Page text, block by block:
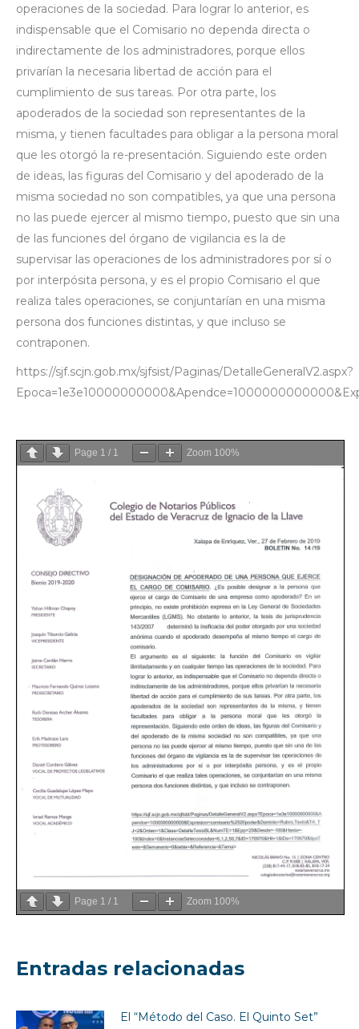
operaciones de la sociedad. Para lograr lo anterior, es
indispensable que el Comisario no dependa directa o
indirectamente de los administradores, porque ellos
privarían la necesaria libertad de acción para el
cumplimiento de sus tareas. Por otra parte, los
apoderados de la sociedad son representantes de la
misma, y tienen facultades para obligar a la persona moral
que les otorgó la re-presentación. Siguiendo este orden
de ideas, las figuras del Comisario y del apoderado de la
misma sociedad no son compatibles, ya que una persona
no las puede ejercer al mismo tiempo, puesto que sin una
de las funciones del órgano de vigilancia es la de
supervisar las operaciones de los administradores por sí o
por interpósita persona, y es el propio Comisario el que
realiza tales operaciones, se conjuntarían en una misma
persona dos funciones distintas, y que incluso se
contraponen.
https://sjf.scjn.gob.mx/sjfsist/Paginas/DetalleGeneralV2.aspx?
Page 1 / 1 Zoom 100%
Page 1 / 1 Zoom 100%
Entradas relacionadas
El “Método del Caso. El Quinto Set”